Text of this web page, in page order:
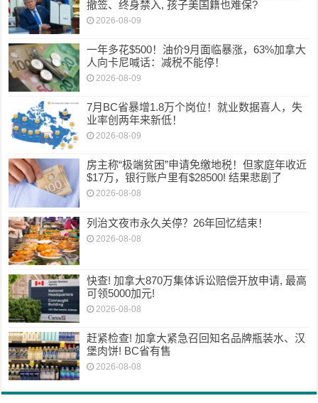
撤签、终身禁入, 孩子美国籍也难保?
2026-08-09
一年多花$500！油价9月面临暴涨，63%加拿大
人向卡尼喊话：减税不能停！
2026-08-09
7月BC省暴增1.8万个岗位！就业数据喜人，失
业率创两年来新低！
2026-08-09
房主称“极端贫困”申请免缴地税！但家庭年收近
$17万，银行账户里有$28500! 结果悲剧了
2026-08-08
列治文夜市永久关停？26年回忆结束！
2026-08-08
快查! 加拿大870万集体诉讼赔偿开放申请, 最高
可领5000加元!
2026-08-08
赶紧检查! 加拿大紧急召回知名品牌瓶装水、汉
堡肉饼! BC省有售
2026-08-08